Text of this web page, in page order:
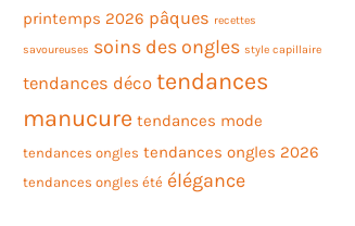
printemps 2026 pâques recettes
savoureuses soins des ongles style capillaire
tendances déco tendances
manucure tendances mode
tendances ongles tendances ongles 2026
tendances ongles été élégance